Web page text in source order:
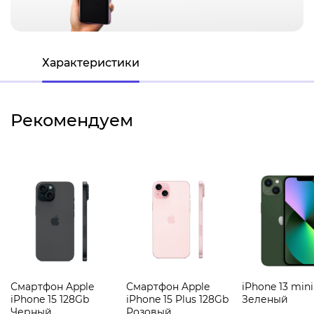
Характеристики
Рекомендуем
Смартфон Apple
iPhone 15 128Gb
Смартфон Apple
iPhone 15 Plus 128Gb
iPhone 13 mini
Зеленый